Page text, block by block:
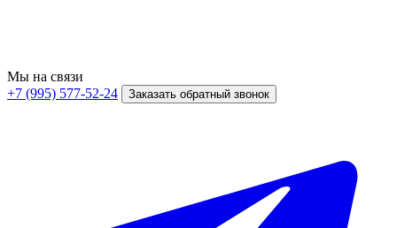
Мы на связи
+7 (995) 577-52-24
Заказать обратный звонок